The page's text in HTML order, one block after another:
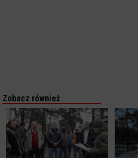
Zobacz również